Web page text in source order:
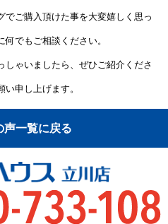
でご購入頂けた事を大変嬉しく思っ
でもご相談ください。
しゃいましたら、ぜひご紹介くださ
申し上げます。
声一覧に戻る